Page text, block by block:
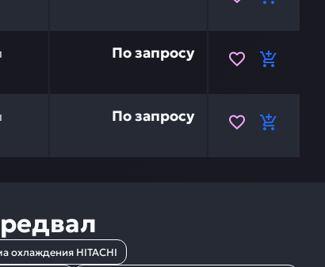
HITACHI 4466188 — это
По запросу
9220143 — это инвестиция в
По запросу
охлаждения HITACHI